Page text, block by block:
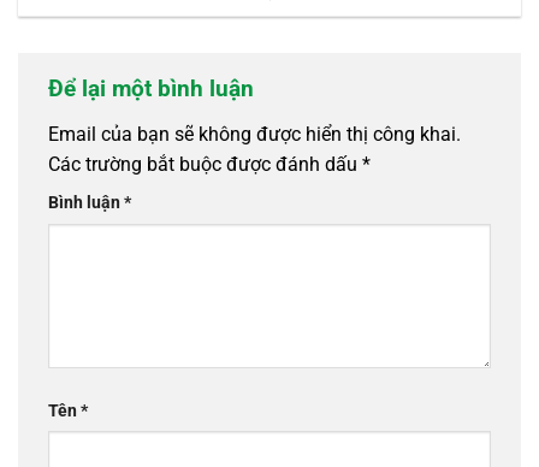
Để lại một bình luận
Email của bạn sẽ không được hiển thị công khai.
Các trường bắt buộc được đánh dấu *
Bình luận*
Tên*